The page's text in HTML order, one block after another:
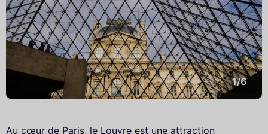
1/6
Au cœur de Paris, le Louvre est une attraction